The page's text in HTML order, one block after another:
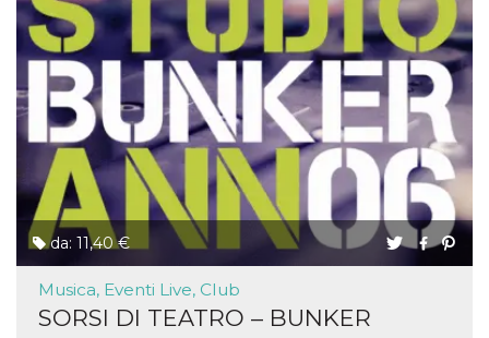
da: 11,40 €
Musica, Eventi Live, Club
SORSI DI TEATRO – BUNKER